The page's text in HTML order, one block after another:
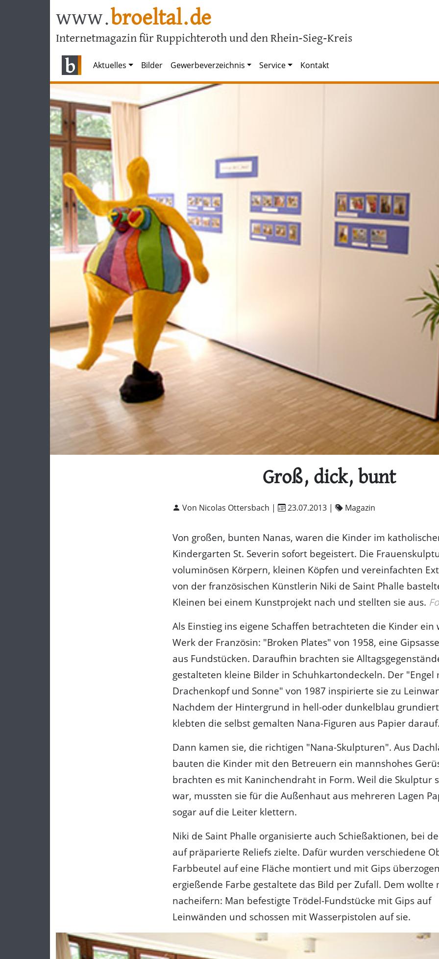
www.broeltal.de
Internetmagazin für Ruppichteroth und den Rhein-Sieg-Kreis
Aktuelles Bilder Gewerbeverzeichnis Service Kontakt
Groß, dick, bunt
Von Nicolas Ottersbach | 23.07.2013 | Magazin
Von großen, bunten Nanas, waren die Kinder im
Kindergarten St. Severin sofort begeistert. Die
voluminösen Körpern, kleinen Köpfen und vereinfachten
von der französischen Künstlerin Niki de Saint Phalle
Kleinen bei einem Kunstprojekt nach und stellten sie aus.
Als Einstieg ins eigene Schaffen betrachteten die Kinder ein
Werk der Französin: "Broken Plates" von 1958, eine
aus Fundstücken. Daraufhin brachten sie
gestalteten kleine Bilder in Schuhkartondeckeln. Der "Engel
Drachenkopf und Sonne" von 1987 inspirierte sie zu
Nachdem der Hintergrund in hell-oder dunkelblau
klebten die selbst gemalten Nana-Figuren aus Papier
Dann kamen sie, die richtigen "Nana-Skulpturen". Aus
bauten die Kinder mit den Betreuern ein mannshohes
brachten es mit Kaninchendraht in Form. Weil die Skulptur
war, mussten sie für die Außenhaut aus mehreren Lagen
sogar auf die Leiter klettern.
Niki de Saint Phalle organisierte auch Schießaktionen, bei
auf präparierte Reliefs zielte. Dafür wurden verschiedene
Farbbeutel auf eine Fläche montiert und mit Gips
ergießende Farbe gestaltete das Bild per Zufall. Dem wollte
nacheifern: Man befestigte Trödel-Fundstücke mit Gips auf
Leinwänden und schossen mit Wasserpistolen auf sie.